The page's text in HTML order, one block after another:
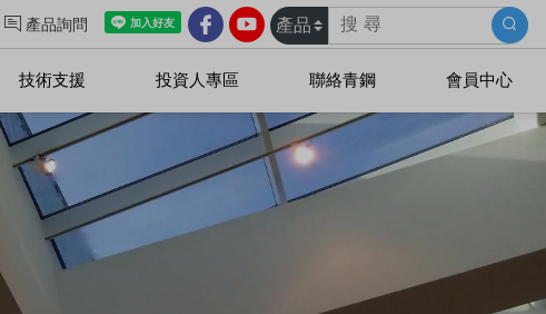
產品詢問
SoundMicro微孔吸音板
微孔吸音板平板系列
微孔吸音板障板系列
技術支援 投資人專區 聯絡青鋼 會員中心